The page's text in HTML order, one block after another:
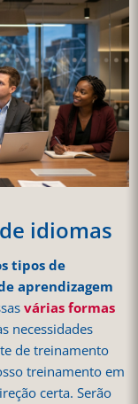
idiomas
tipos de
aprendizagem
várias formas
necessidades
de treinamento
treinamento em
certa. Serão